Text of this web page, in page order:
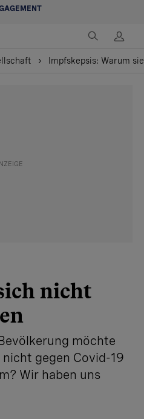
Impfskepsis: Warum
nicht
möchte
gegen Covid-19
Wir haben uns